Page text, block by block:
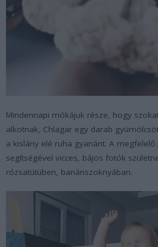
Mindennapi mókájuk része, hogy
alkotnak, Chlagar egy darab
a kislány elé ruha gyanánt. A
segítségével vicces, bájos fotók
rózsatütüben, banánszoknyában.